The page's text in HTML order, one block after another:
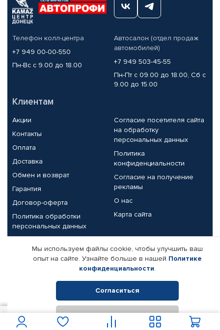
Телефон колл-центра
+7 949 00-00-550
Пн-Вс с 9.00 до 18.00
Автосалон (отдел продаж
автомобилей)
+7 949 503-45-55
Пн-Пт с 09.00 до 18.00, Сб с
9.00 до 15.00
Клиентам
Акции
Контакты
Оплата
Доставка
Обмен и возврат
Гарантия
Договор-оферта
Политика обработки
персональных данных
Согласие посетителя сайта
на обработку
персональных данных
Политика
конфиденциальности
Согласие на получение
рекламы
О нас
Карта сайта
Партнерам
Корпоративным клиентам
Поставщикам
Реквизиты компании
© КАМАЗ ЦЕНТР ДОНЕЦК, 2015-2026. Все права защищены.
Интернет-магазин автомобильных товаров Автопрофи.
Мы используем файлы cookie, чтобы улучшить ваш
опыт на сайте. Узнайте больше в нашей Политике
конфиденциальности.
Согласиться
Отклонить
В корзину